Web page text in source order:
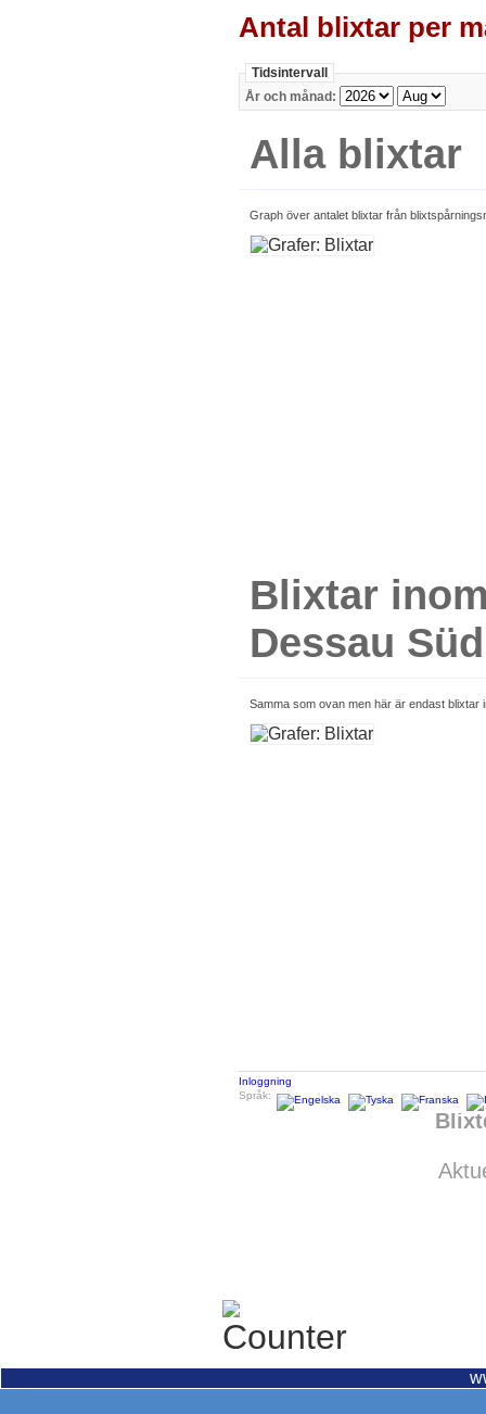
Antal blixtar per
Tidsintervall
År och månad:
Alla blixtar
Graph över antalet blixtar från
Blixtar
Dessau Süd
Samma som ovan men här är endast
Inloggning
Språk: